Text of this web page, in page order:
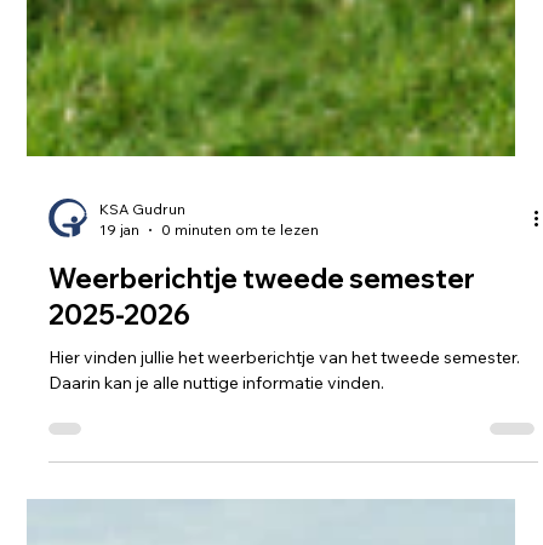
KSA Gudrun
19 jan
0 minuten om te lezen
2025-2026
Hier vinden jullie het weerberichtje van het tweede semester.